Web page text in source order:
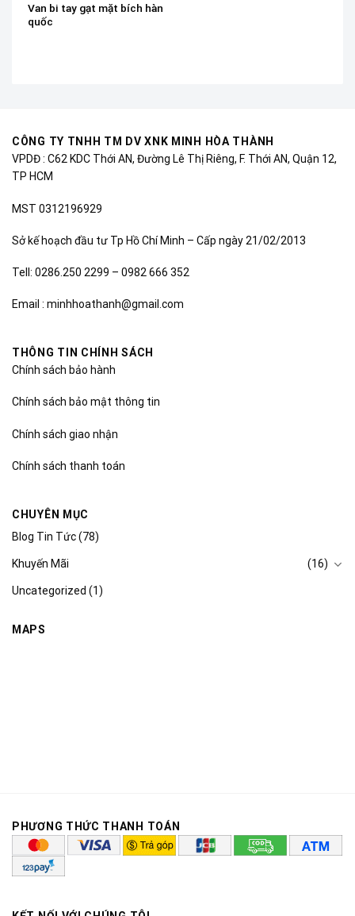
Van bi tay gạt mặt bích hàn
quốc
CÔNG TY TNHH TM DV XNK MINH HÒA THÀNH
VPDĐ : C62 KDC Thới AN, Đường Lê Thị Riêng, F. Thới AN, Quận 12,
TP HCM
MST 0312196929
Sở kế hoạch đầu tư Tp Hồ Chí Minh – Cấp ngày 21/02/2013
Tell: 0286.250 2299 – 0982 666 352
Email : minhhoathanh@gmail.com
THÔNG TIN CHÍNH SÁCH
Chính sách bảo hành
Chính sách bảo mật thông tin
Chính sách giao nhận
Chính sách thanh toán
CHUYÊN MỤC
Blog Tin Tức(78)
Khuyến Mãi (16)
Uncategorized (1)
MAPS
PHƯƠNG THỨC THANH TOÁN